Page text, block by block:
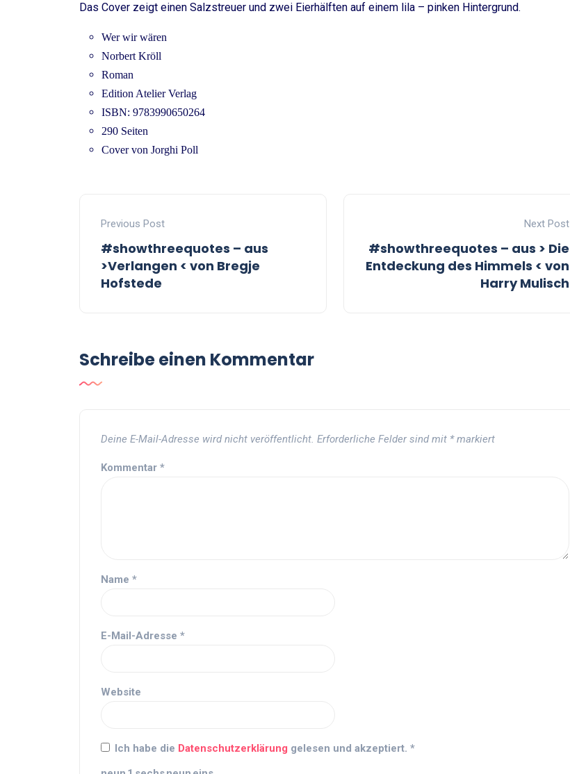
Das Cover zeigt einen Salzstreuer und zwei Eierhälften auf einem lila – pinken Hintergrund.
Wer wir wären
Norbert Kröll
Roman
Edition Atelier Verlag
ISBN: 9783990650264
290 Seiten
Cover von Jorghi Poll
Previous Post
#showthreequotes – aus
>Verlangen < von Bregje
Hofstede
Next Post
#showthreequotes – aus > Die
Entdeckung des Himmels < von
Harry Mulisch
Schreibe einen Kommentar
Deine E-Mail-Adresse wird nicht veröffentlicht. Erforderliche Felder sind mit *markiert
Kommentar *
Name *
E-Mail-Adresse *
Website
Ich habe die Datenschutzerklärung gelesen und akzeptiert. *